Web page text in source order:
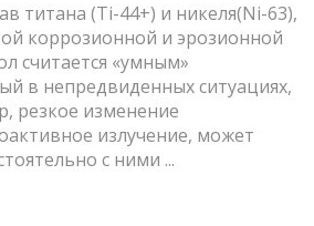
титана (Ti-44+) и никеля(Ni-63),
коррозионной и эрозионной
считается «умным»
в непредвиденных ситуациях,
резкое изменение
излучение, может
с ними ...